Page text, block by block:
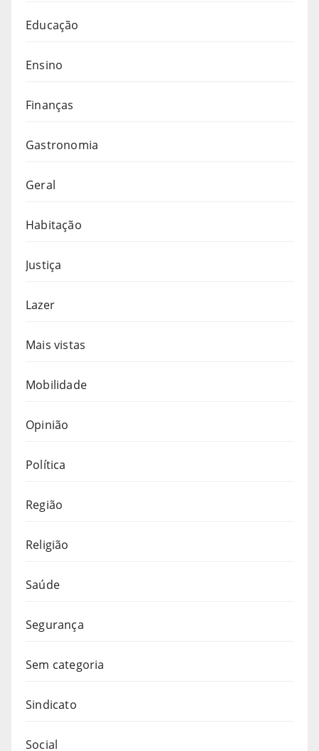
Educação
Ensino
Finanças
Gastronomia
Geral
Habitação
Justiça
Lazer
Mais vistas
Mobilidade
Opinião
Política
Região
Religião
Saúde
Segurança
Sem categoria
Sindicato
Social